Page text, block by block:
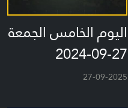
اليوم الخامس الجمعة
27-09-2024
27-09-2025